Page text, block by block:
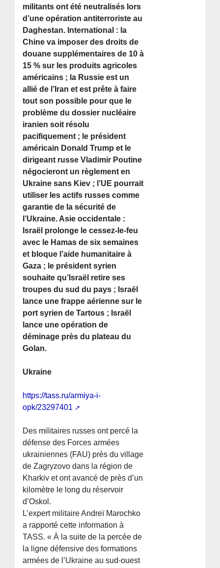
militants ont été neutralisés lors
d’une opération antiterroriste au
Daghestan. International : la
Chine va imposer des droits de
douane supplémentaires de 10 à
15 % sur les produits agricoles
américains ; la Russie est un
allié de l’Iran et est prête à faire
tout son possible pour que le
problème du dossier nucléaire
iranien soit résolu
pacifiquement ; le président
américain Donald Trump et le
dirigeant russe Vladimir Poutine
négocieront un règlement en
Ukraine sans Kiev ; l’UE pourrait
utiliser les actifs russes comme
garantie de la sécurité de
l’Ukraine. Asie occidentale :
Israël prolonge le cessez-le-feu
avec le Hamas de six semaines
et bloque l’aide humanitaire à
Gaza ; le président syrien
souhaite qu’Israël retire ses
troupes du sud du pays ; Israël
lance une frappe aérienne sur le
port syrien de Tartous ; Israël
lance une opération de
déminage près du plateau du
Golan.
Ukraine
https://tass.ru/armiya-i-
opk/23297401
Des militaires russes ont percé la
défense des Forces armées
ukrainiennes (FAU) près du village
de Zagryzovo dans la région de
Kharkiv et ont avancé de près d’un
kilomètre le long du réservoir
d’Oskol.
L’expert militaire Andreï Marochko
a rapporté cette information à
TASS. « À la suite de la percée de
la ligne défensive des formations
armées de l’Ukraine au sud-ouest